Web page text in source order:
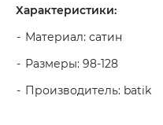
Характеристики:
Материал: сатин
Размеры: 98-128
Производитель: batik